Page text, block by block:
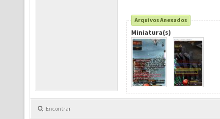
Arquivos Anexados
Miniatura(s)
Encontrar